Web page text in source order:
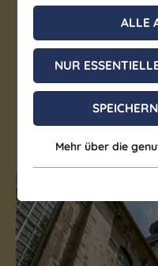
Denkmal/
ALLE
NUR
Mehr über die